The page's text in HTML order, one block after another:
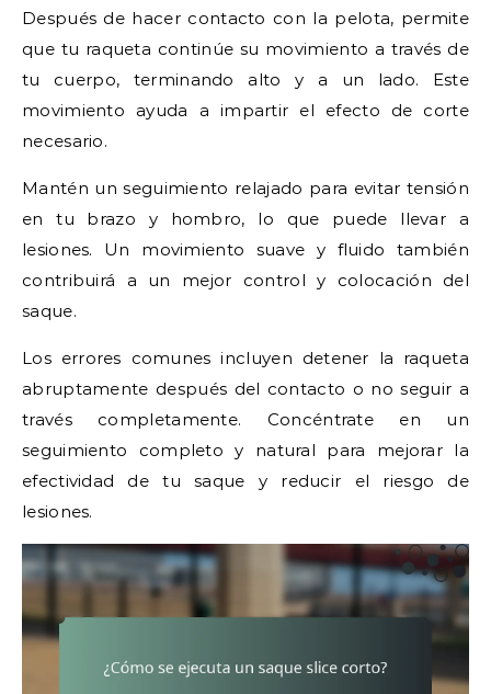
Después de hacer contacto con la pelota, permite
que tu raqueta continúe su movimiento a través de
tu cuerpo, terminando alto y a un lado. Este
movimiento ayuda a impartir el efecto de corte
necesario.
Mantén un seguimiento relajado para evitar tensión
en tu brazo y hombro, lo que puede llevar a
lesiones. Un movimiento suave y fluido también
contribuirá a un mejor control y colocación del
saque.
Los errores comunes incluyen detener la raqueta
abruptamente después del contacto o no seguir a
través completamente. Concéntrate en un
seguimiento completo y natural para mejorar la
efectividad de tu saque y reducir el riesgo de
lesiones.